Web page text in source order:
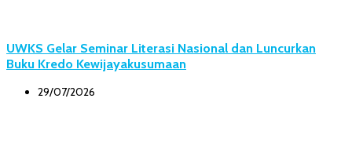
UWKS Gelar Seminar Literasi Nasional dan Luncurkan
Buku Kredo Kewijayakusumaan
29/07/2026